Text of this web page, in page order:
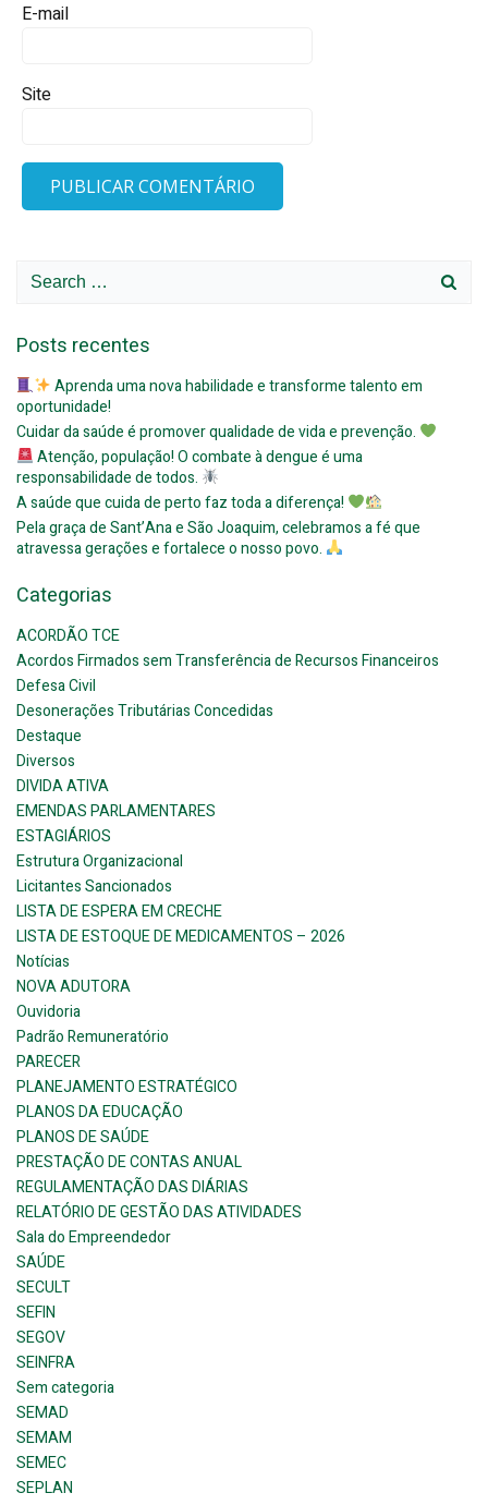
E-mail
Site
Search
Posts recentes
Aprenda uma nova habilidade e transforme talento em
oportunidade!
Cuidar da saúde é promover qualidade de vida e prevenção.
Atenção, população! O combate à dengue é uma
responsabilidade de todos.
A saúde que cuida de perto faz toda a diferença!
Pela graça de Sant’Ana e São Joaquim, celebramos a fé que
atravessa gerações e fortalece o nosso povo.
Categorias
ACORDÃO TCE
Acordos Firmados sem Transferência de Recursos Financeiros
Defesa Civil
Desonerações Tributárias Concedidas
Destaque
Diversos
DIVIDA ATIVA
EMENDAS PARLAMENTARES
ESTAGIÁRIOS
Estrutura Organizacional
Licitantes Sancionados
LISTA DE ESPERA EM CRECHE
LISTA DE ESTOQUE DE MEDICAMENTOS – 2026
Notícias
NOVA ADUTORA
Ouvidoria
Padrão Remuneratório
PARECER
PLANEJAMENTO ESTRATÉGICO
PLANOS DA EDUCAÇÃO
PLANOS DE SAÚDE
PRESTAÇÃO DE CONTAS ANUAL
REGULAMENTAÇÃO DAS DIÁRIAS
RELATÓRIO DE GESTÃO DAS ATIVIDADES
Sala do Empreendedor
SAÚDE
SECULT
SEFIN
SEGOV
SEINFRA
Sem categoria
SEMAD
SEMAM
SEMEC
SEPLAN